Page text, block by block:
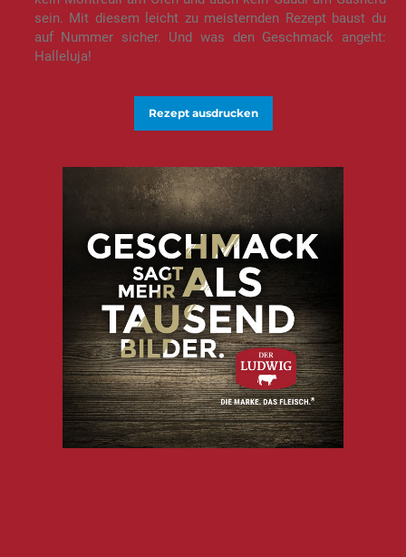
sein. Mit diesem leicht zu meisternden Rezept baust du
auf Nummer sicher. Und was den Geschmack angeht:
Halleluja!
Rezept ausdrucken